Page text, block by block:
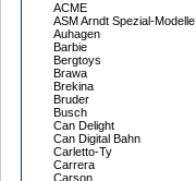
ACME
ASM Arndt Spezial-Modelle
Auhagen
Barbie
Bergtoys
Brawa
Brekina
Bruder
Busch
Can Delight
Can Digital Bahn
Carletto-Ty
Carrera
Carson